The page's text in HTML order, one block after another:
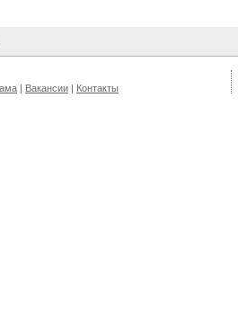
| Вакансии | Контакты